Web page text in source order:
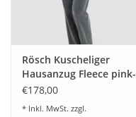
Rösch Kuscheliger
Hausanzug Fleece pink-
heather grey
€178,00
* Inkl. MwSt. zzgl.